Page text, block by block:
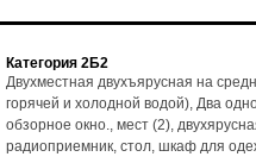
Категория 2Б2
Двухместная двухъярусная на
горячей и холодной водой), Два
обзорное окно., мест (2),
радиоприемник, стол, шкаф для